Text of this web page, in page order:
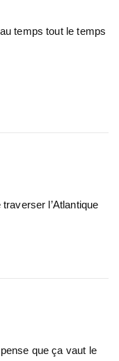
temps tout le temps
l’Atlantique
que ça vaut le